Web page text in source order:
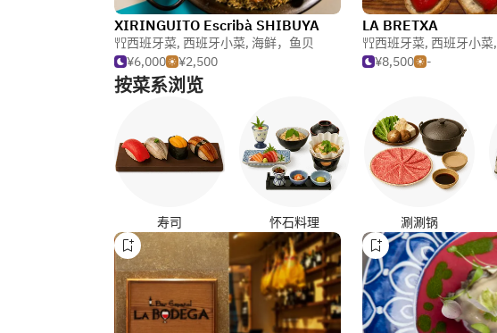
XIRINGUITO Escribà SHIBUYA
西班牙菜, 西班牙小菜, 海鲜，鱼贝
¥6,000
¥2,500
LA BRETXA
西班牙菜, 西班牙小菜,
¥8,500
-
按菜系浏览
寿司 怀石料理 涮涮锅